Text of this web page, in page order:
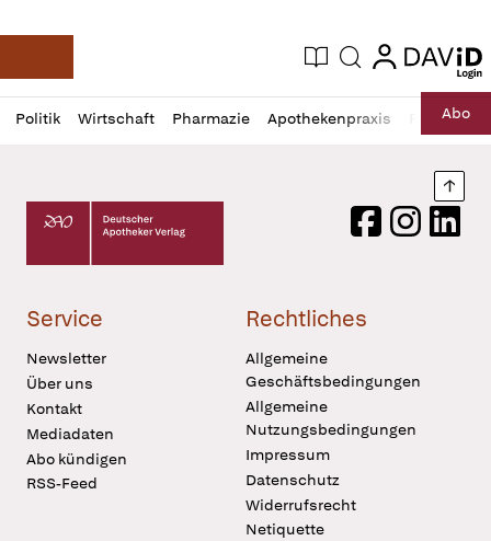
Deutsche Apotheker Zeitung
Aktuelle Ausgabe
Suche login
login
Politik Wirtschaft Pharmazie Apothekenpraxis RechtAbo
Profil
öffnen
Daz
Pur
Deutscher Apotheker Verlag Logo
FacebookInstagram
Service
Newsletter
Über uns
Kontakt
Mediadaten
Abo kündigen
RSS-Feed
Rechtliches
Allgemeine
Geschäftsbedingungen
Allgemeine
Nutzungsbedingungen
Impressum
Datenschutz
Widerrufsrecht
Netiquette